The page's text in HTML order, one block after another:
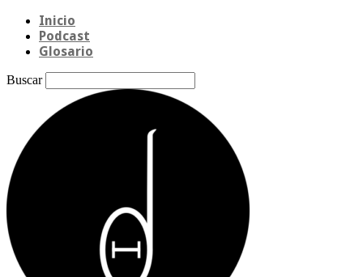
Inicio
Podcast
Glosario
Buscar